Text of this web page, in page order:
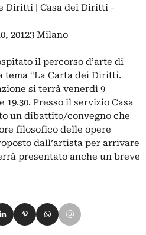
Diritti | Casa dei Diritti -
20123 Milano
il percorso d’arte di
tema “La Carta dei Diritti.
si terrà venerdì 9
19.30. Presso il servizio Casa
un dibattito/convegno che
filosofico delle opere
dall’artista per arrivare
presentato anche un breve
Facebook
su Xsu LinkedIn
Condividi su Pinterest
Condividi su WhatsApp
Condividi su Email